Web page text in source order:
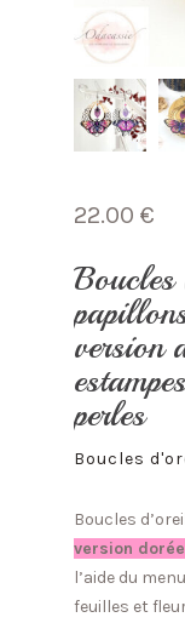
22.00 €
Boucles
version
perles
Boucles
Boucles
version
l’aide du
feuilles et